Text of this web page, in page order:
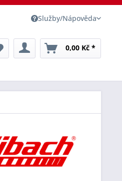
Služby/Nápověda
0,00 Kč *